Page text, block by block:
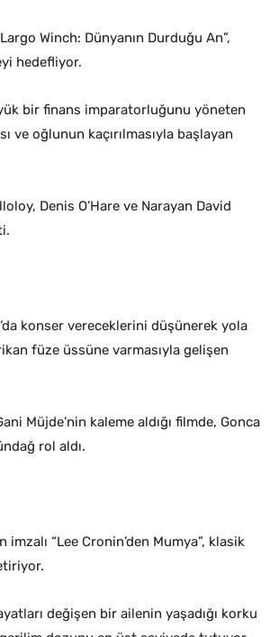
Winch: Dünyanın Durduğu An”,
hedefliyor.
bir finans imparatorluğunu yöneten
ve oğlunun kaçırılmasıyla başlayan
Denis O’Hare ve Narayan David
konser vereceklerini düşünerek yola
füze üssüne varmasıyla gelişen
Müjde’nin kaleme aldığı filmde, Gonca
rol aldı.
“Lee Cronin’den Mumya”, klasik
değişen bir ailenin yaşadığı korku